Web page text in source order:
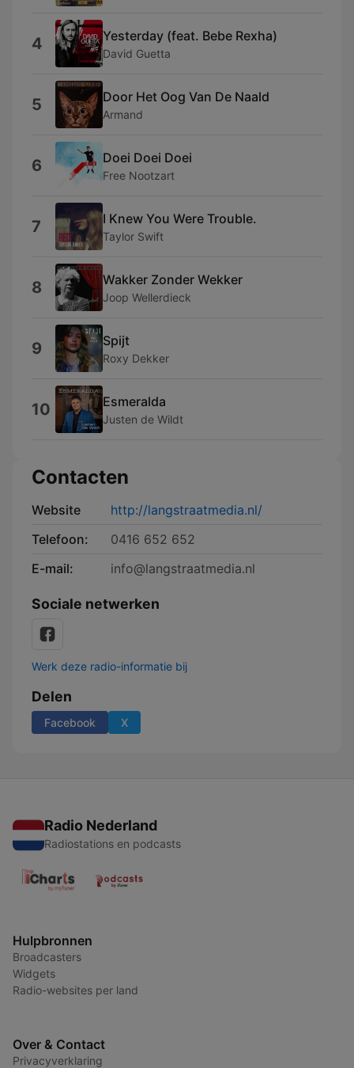
4 Yesterday (feat. Bebe Rexha)
David Guetta
5 Door Het Oog Van De Naald
Armand
6 Doei Doei Doei
Free Nootzart
7 I Knew You Were Trouble.
Taylor Swift
8 Wakker Zonder Wekker
Joop Wellerdieck
9 Spijt
Roxy Dekker
10 Esmeralda
Justen de Wildt
Contacten
Website
http://langstraatmedia.nl/
Telefoon:
0416 652 652
E-mail:
info@langstraatmedia.nl
Sociale netwerken
Werk deze radio-informatie bij
Delen
Facebook X
Radio Nederland
Radiostations en podcasts
Hulpbronnen
Broadcasters
Widgets
Radio-websites per land
Over & Contact
Privacyverklaring